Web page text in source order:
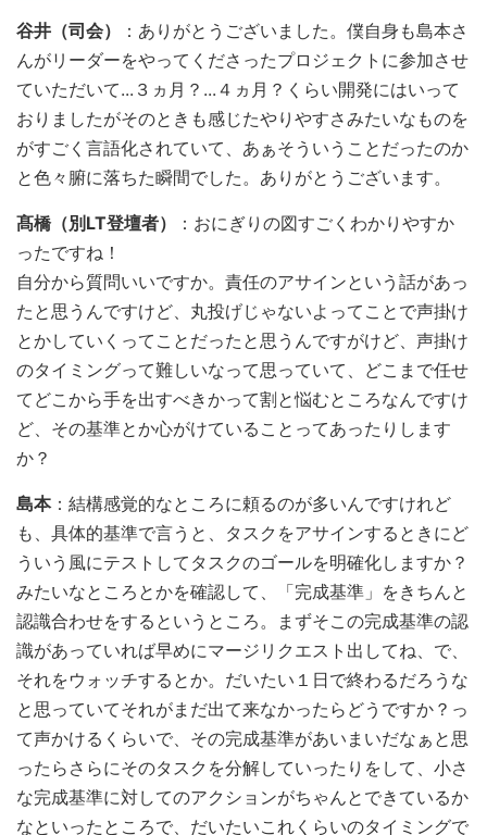
谷井（司会）
：ありがとうございました。僕自身も島本さ
んがリーダーをやってくださったプロジェクトに参加させ
ていただいて...３ヵ月？...４ヵ月？くらい開発にはいって
おりましたがそのときも感じたやりやすさみたいなものを
がすごく言語化されていて、あぁそういうことだったのか
と色々腑に落ちた瞬間でした。ありがとうございます。
髙橋（別LT登壇者）
：おにぎりの図すごくわかりやすか
ったですね！
自分から質問いいですか。責任のアサインという話があっ
たと思うんですけど、丸投げじゃないよってことで声掛け
とかしていくってことだったと思うんですがけど、声掛け
のタイミングって難しいなって思っていて、どこまで任せ
てどこから手を出すべきかって割と悩むところなんですけ
ど、その基準とか心がけていることってあったりします
か？
島本：結構感覚的なところに頼るのが多いんですけれど
も、具体的基準で言うと、タスクをアサインするときにど
ういう風にテストしてタスクのゴールを明確化しますか？
みたいなところとかを確認して、「完成基準」をきちんと
認識合わせをするというところ。まずそこの完成基準の認
識があっていれば早めにマージリクエスト出してね、で、
それをウォッチするとか。だいたい１日で終わるだろうな
と思っていてそれがまだ出て来なかったらどうですか？っ
て声かけるくらいで、その完成基準があいまいだなぁと思
ったらさらにそのタスクを分解していったりをして、小さ
な完成基準に対してのアクションがちゃんとできているか
なといったところで、だいたいこれくらいのタイミングで